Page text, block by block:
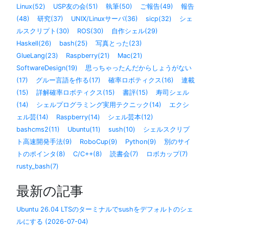
Linux(52)
USP友の会(51) 執筆(50) ご報告(49)
報告
(48)
研究(37) UNIX/Linuxサーバ(36) sicp(32)
シェ
ルスクリプト(30)
ROS(30)
自作シェル(29)
Haskell(26)
bash(25)
写真とった(23)
GlueLang(23)
Raspberry(21)
Mac(21)
SoftwareDesign(19)
思っちゃったんだからしょうがない
(17)
グルー言語を作る(17) 確率ロボティクス(16)
連載
(15)
詳解確率ロボティクス(15) 書評(15)
寿司シェル
(14)
シェルプログラミング実用テクニック(14)
エクシ
ェル芸(14)
Raspberry(14)
シェル芸本(12)
bashcms2(11)
Ubuntu(11) sush(10)
シェルスクリプ
ト高速開発手法(9)
RoboCup(9) Python(9)
別のサイ
トのポインタ(8)
C/C++(8) 読書会(7)
ロボカップ(7)
rusty_bash(7)
最新の記事
Ubuntu 26.04 LTSのターミナルでsushをデフォルトのシェ
ルにする (2026-07-04)